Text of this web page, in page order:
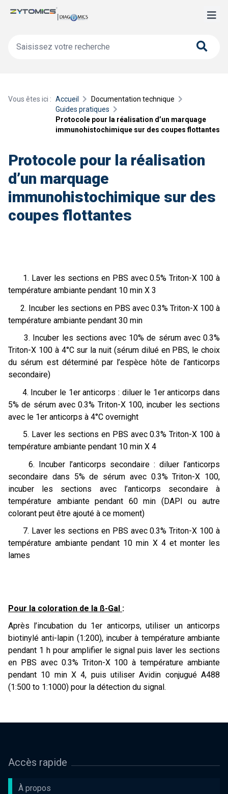
Vous êtes ici : Accueil
Documentation technique
Guides pratiques
Protocole pour la réalisation d’un marquage
immunohistochimique sur des coupes flottantes
Protocole pour la réalisation
d’un marquage
immunohistochimique sur des
coupes flottantes
1. Laver les sections en PBS avec 0.5% Triton-X 100 à
température ambiante pendant 10 min X 3
2. Incuber les sections en PBS avec 0.3% Triton-X 100 à
température ambiante pendant 30 min
3. Incuber les sections avec 10% de sérum avec 0.3%
Triton-X 100 à 4°C sur la nuit (sérum dilué en PBS, le choix
du sérum est déterminé par l’espèce hôte de l’anticorps
secondaire)
4. Incuber le 1er anticorps : diluer le 1er anticorps dans
5% de sérum avec 0.3% Triton-X 100, incuber les sections
avec le 1er anticorps à 4°C overnight
5. Laver les sections en PBS avec 0.3% Triton-X 100 à
température ambiante pendant 10 min X 4
6. Incuber l’anticorps secondaire : diluer l’anticorps
secondaire dans 5% de sérum avec 0.3% Triton-X 100,
incuber les sections avec l’anticorps secondaire à
température ambiante pendant 60 min (DAPI ou autre
colorant peut être ajouté à ce moment)
7. Laver les sections en PBS avec 0.3% Triton-X 100 à
température ambiante pendant 10 min X 4 et monter les
lames
Pour la coloration de la ß-Gal :
Après l’incubation du 1er anticorps, utiliser un anticorps
biotinylé anti-lapin (1:200), incuber à température ambiante
pendant 1 h pour amplifier le signal puis laver les sections
en PBS avec 0.3% Triton-X 100 à température ambiante
pendant 10 min X 4, puis utiliser Avidin conjugué A488
(1:500 to 1:1000) pour la détection du signal.
Accès rapide
À propos